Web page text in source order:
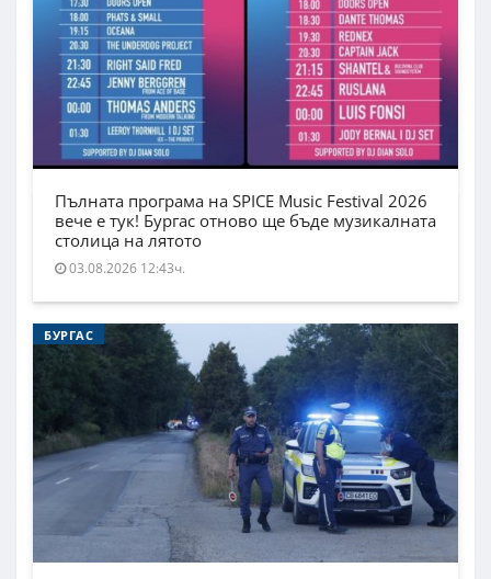
Пълната програма на SPICE Music Festival 2026
вече е тук! Бургас отново ще бъде музикалната
столица на лятото
03.08.2026 12:43ч.
БУРГАС